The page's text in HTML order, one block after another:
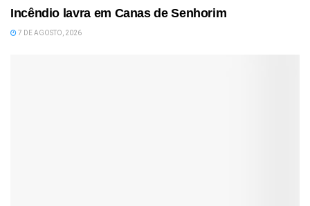
Incêndio lavra em Canas de Senhorim
7 DE AGOSTO, 2026